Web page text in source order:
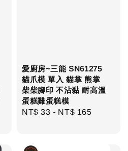
愛廚房~三能 SN61275
貓爪模 單入 貓掌 熊掌
柴柴腳印 不沾黏 耐高溫
蛋糕雞蛋糕模
Regular
NT$ 33 - NT$ 165